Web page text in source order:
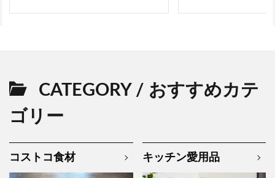
CATEGORY / おすすめカテ
ゴリー
コストコ食材 キッチン愛用品